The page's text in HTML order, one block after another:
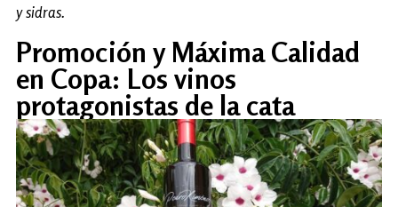
y sidras.
Promoción y Máxima Calidad
en Copa: Los vinos
protagonistas de la cata